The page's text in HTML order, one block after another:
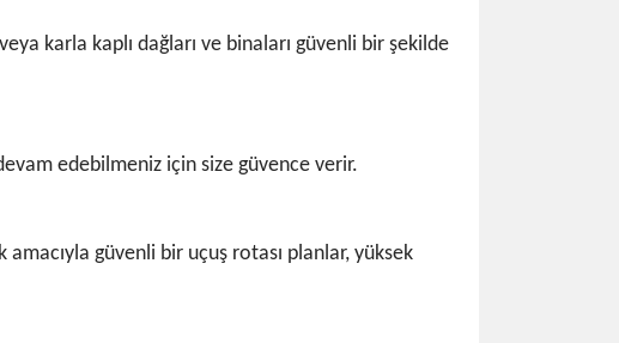
karla kaplı dağları ve binaları güvenli bir şekilde
edebilmeniz için size güvence verir.
güvenli bir uçuş rotası planlar, yüksek